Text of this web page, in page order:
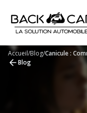
Accueil/Blog/Canicule :
soit trop tard)
Blog